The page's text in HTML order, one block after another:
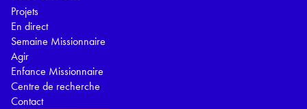
Projets
En direct
Semaine Missionnaire
Agir
Enfance Missionnaire
Centre de recherche
Contact